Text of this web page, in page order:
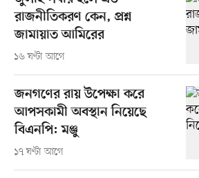
রাজনীতিকরণ কেন, প্রশ্ন
জামায়াত আমিরের
১৬ ঘণ্টা আগে
জনগণের রায় উপেক্ষা করে
আপসকামী অবস্থান নিয়েছে
বিএনপি: মঞ্জু
১৭ ঘণ্টা আগে